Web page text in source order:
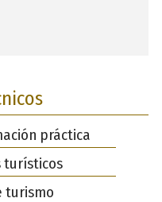
práctica
turísticos
turismo